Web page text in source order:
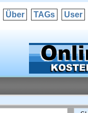
Über TAGs User